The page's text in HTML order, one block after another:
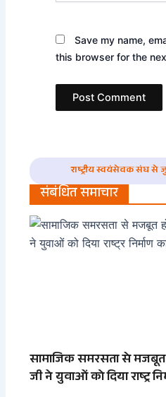
Save my name,
this browser for the
राष्ट्रीय स्वयंसेवक संघ
संबंधित समाचार
सामाजिक समरसता से मजबूत
जी ने युवाओं को दिया राष्ट्र